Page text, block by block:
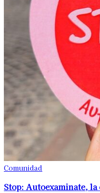
Comunidad
Stop: Autoexaminate,